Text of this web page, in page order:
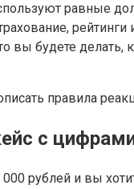
равные
рейтинги
вы будете
правила
с
рублей и вы